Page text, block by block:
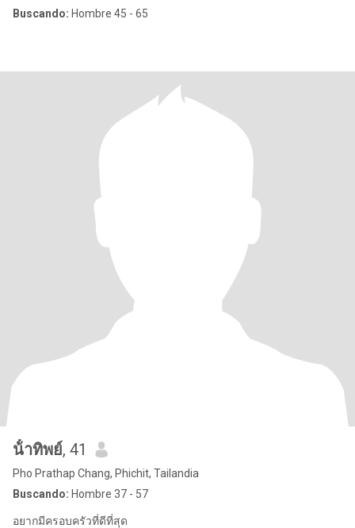
Buscando: Hombre 45 - 65
น้ําทิพย์, 41
Pho Prathap Chang, Phichit, Tailandia
Buscando: Hombre 37 - 57
อยากมีครอบครัวที่ดีที่สุด